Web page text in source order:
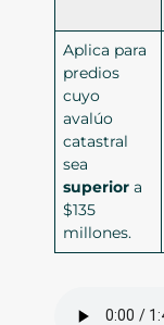
Aplica para
predios
cuyo
avalúo
catastral
sea
superior a
$135
millones.